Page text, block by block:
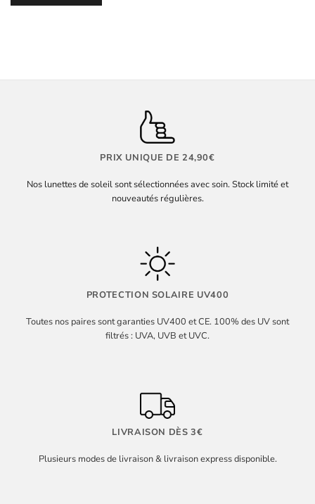
PRIX UNIQUE DE 24,90€
Nos lunettes de soleil sont sélectionnées avec soin. Stock limité et
nouveautés régulières.
PROTECTION SOLAIRE UV400
Toutes nos paires sont garanties UV400 et CE. 100% des UV sont
filtrés : UVA, UVB et UVC.
LIVRAISON DÈS 3€
Plusieurs modes de livraison & livraison express disponible.